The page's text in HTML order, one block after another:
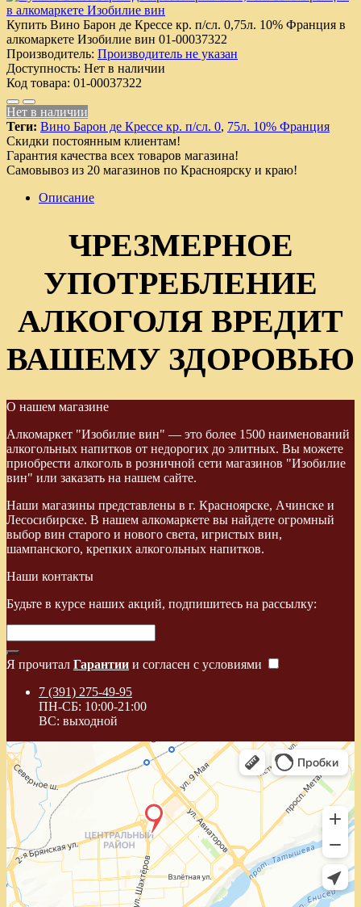
Купить Вино Барон де Крессе кр. п/сл. 0,75л. 10% Франция в
алкомаркете Изобилие вин 01-00037322
Производитель: Производитель не указан
Доступность: Нет в наличии
Код товара: 01-00037322
Нет в наличии
Теги: Вино Барон де Крессе кр. п/сл. 0, 75л. 10% Франция
Скидки постоянным клиентам!
Гарантия качества всех товаров магазина!
Самовывоз из 20 магазинов по Красноярску и краю!
Описание
ЧРЕЗМЕРНОЕ
УПОТРЕБЛЕНИЕ
АЛКОГОЛЯ ВРЕДИТ
ВАШЕМУ ЗДОРОВЬЮ
О нашем магазине
Алкомаркет "Изобилие вин" — это более 1500 наименований
алкогольных напитков от недорогих до элитных. Вы можете
приобрести алкоголь в розничной сети магазинов "Изобилие
вин" или заказать на нашем сайте.
Наши магазины представлены в г. Красноярске, Ачинске и
Лесосибирске. В нашем алкомаркете вы найдете огромный
выбор вин старого и нового света, игристых вин,
шампанского, крепких алкогольных напитков.
Наши контакты
Будьте в курсе наших акций, подпишитесь на рассылку:
Я прочитал Гарантии и согласен с условиями
7 (391) 275-49-95
ПН-СБ: 10:00-21:00
ВС: выходной